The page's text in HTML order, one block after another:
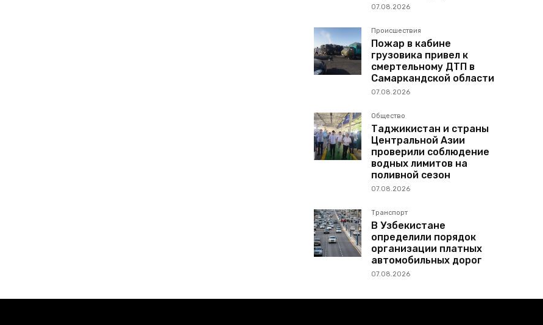
07.08.2026
Происшествия
Пожар в кабине
грузовика привел к
смертельному ДТП в
Самаркандской области
07.08.2026
Общество
Таджикистан и страны
Центральной Азии
проверили соблюдение
водных лимитов на
поливной сезон
07.08.2026
Транспорт
В Узбекистане
определили порядок
организации платных
автомобильных дорог
07.08.2026